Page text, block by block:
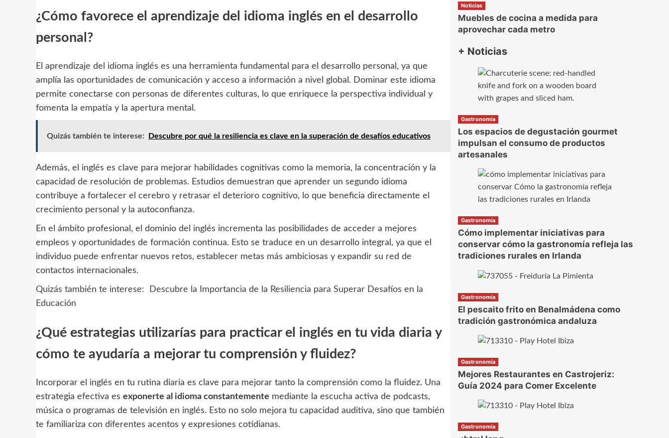
¿Cómo favorece el aprendizaje del idioma inglés en el desarrollo
personal?
El aprendizaje del idioma inglés es una herramienta fundamental para el desarrollo personal, ya que
amplía las oportunidades de comunicación y acceso a información a nivel global. Dominar este idioma
permite conectarse con personas de diferentes culturas, lo que enriquece la perspectiva individual y
fomenta la empatía y la apertura mental.
Quizás también te interese: Descubre por qué la resiliencia es clave en la superación de desafíos educativos
Además, el inglés es clave para mejorar habilidades cognitivas como la memoria, la concentración y la
capacidad de resolución de problemas. Estudios demuestran que aprender un segundo idioma
contribuye a fortalecer el cerebro y retrasar el deterioro cognitivo, lo que beneficia directamente el
crecimiento personal y la autoconfianza.
En el ámbito profesional, el dominio del inglés incrementa las posibilidades de acceder a mejores
empleos y oportunidades de formación continua. Esto se traduce en un desarrollo integral, ya que el
individuo puede enfrentar nuevos retos, establecer metas más ambiciosas y expandir su red de
contactos internacionales.
Quizás también te interese:
Descubre la Importancia de la Resiliencia para Superar Desafíos en la
Educación
¿Qué estrategias utilizarías para practicar el inglés en tu vida diaria y
cómo te ayudaría a mejorar tu comprensión y fluidez?
Incorporar el inglés en tu rutina diaria es clave para mejorar tanto la comprensión como la fluidez. Una
estrategia efectiva es exponerte al idioma constantemente mediante la escucha activa de podcasts,
música o programas de televisión en inglés. Esto no solo mejora tu capacidad auditiva, sino que también
te familiariza con diferentes acentos y expresiones cotidianas.
Noticias
Muebles de cocina a medida para
aprovechar cada metro
+ Noticias
Gastronomía
Los espacios de degustación gourmet
impulsan el consumo de productos
artesanales
Gastronomía
Cómo implementar iniciativas para
conservar cómo la gastronomía refleja las
tradiciones rurales en Irlanda
Gastronomía
El pescaito frito en Benalmádena como
tradición gastronómica andaluza
Gastronomía
Mejores Restaurantes en Castrojeriz:
Guía 2024 para Comer Excelente
Gastronomía